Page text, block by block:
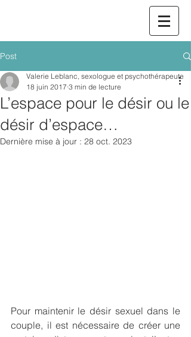
Post
L’espace pour le désir ou le
désir d’espace…
Valerie Leblanc, sexologue et psychothérapeute
18 juin 2017 3 min de lecture
Dernière mise à jour : 28 oct. 2023
Pour maintenir le désir sexuel dans le
couple, il est nécessaire de créer une